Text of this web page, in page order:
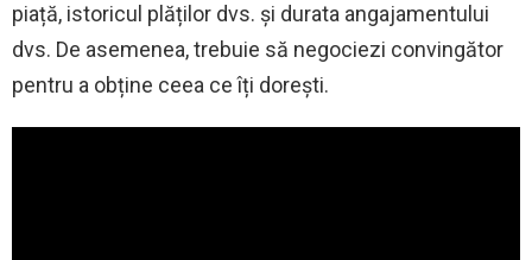
piață, istoricul plăților dvs. și durata angajamentului
dvs. De asemenea, trebuie să negociezi convingător
pentru a obține ceea ce îți dorești.